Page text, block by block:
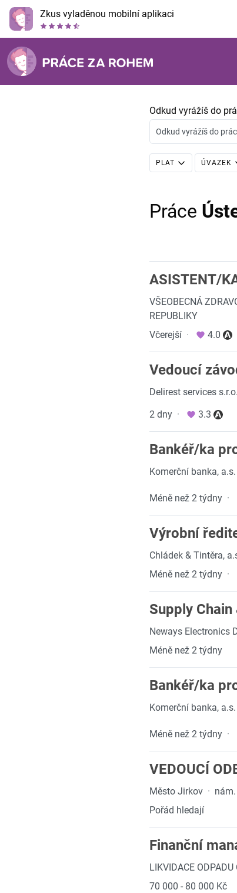
Zkus vyladěnou mobilní aplikaci
Odkud vyrážíš do
Odkud vyrážíš do
PLAT ÚVAZEK
Práce
ASISTENT/
VŠEOBECNÁ
REPUBLIKY
Včerejší · 4.0
Vedoucí
Delirest services s.r.o.
2 dny · 3.3
Bankéř/ka
Komerční banka, a.s.
Méně než 2 týdny ·
Výrobní
Chládek & Tintěra,
Méně než 2 týdny ·
Supply
Neways Electronics
Méně než 2 týdny
Bankéř/ka
Komerční banka, a.s.
Méně než 2 týdny ·
VEDOUCÍ
Město Jirkov ·
Pořád hledají
Finanční
LIKVIDACE ODPADU
70 000 - 80 000 Kč